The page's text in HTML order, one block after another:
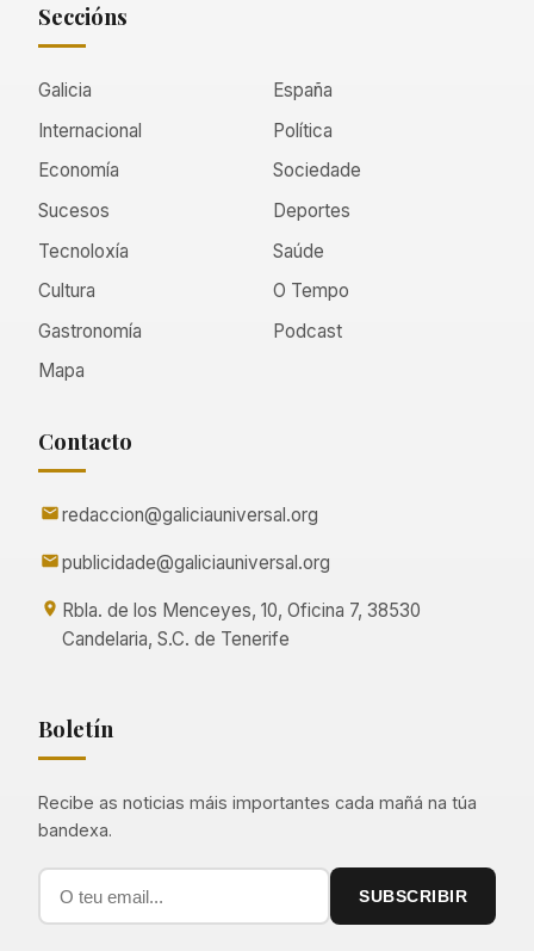
Seccións
Galicia
España
Internacional
Política
Economía
Sociedade
Sucesos
Deportes
Tecnoloxía
Saúde
Cultura
O Tempo
Gastronomía
Podcast
Mapa
Contacto
redaccion@galiciauniversal.org
publicidade@galiciauniversal.org
Rbla. de los Menceyes, 10, Oficina 7, 38530
Candelaria, S.C. de Tenerife
Boletín
Recibe as noticias máis importantes cada mañá na túa
bandexa.
SUBSCRIBIR